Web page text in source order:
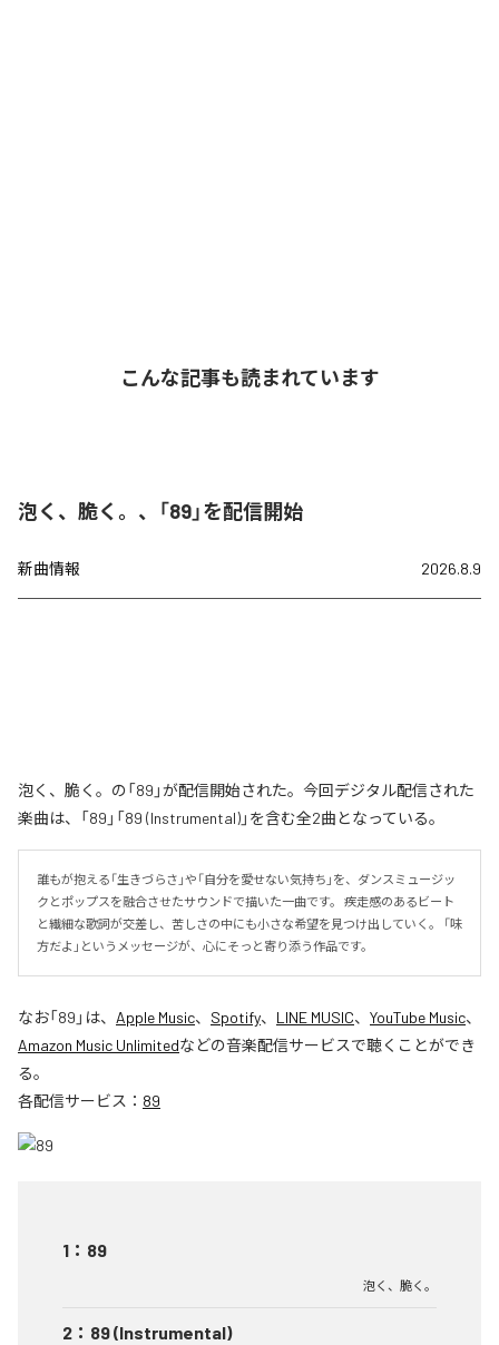
こんな記事も読まれています
泡く、脆く。、「89」を配信開始
新曲情報 2026.8.9
泡く、脆く。の「89」が配信開始された。今回デジタル配信された
楽曲は、「89」「89 (Instrumental)」を含む全2曲となっている。
誰もが抱える「生きづらさ」や「自分を愛せない気持ち」を、ダンスミュージッ
クとポップスを融合させたサウンドで描いた一曲です。 疾走感のあるビート
と繊細な歌詞が交差し、苦しさの中にも小さな希望を見つけ出していく。 「味
方だよ」というメッセージが、心にそっと寄り添う作品です。
なお「89 」は、 Apple Music、 Spotify、 LINE MUSIC、 YouTube Music、
Amazon Music Unlimitedなどの音楽配信サービスで聴くことができ
る。
各配信サービス： 89
1 ： 89
泡く、脆く。
2 ： 89 (Instrumental)